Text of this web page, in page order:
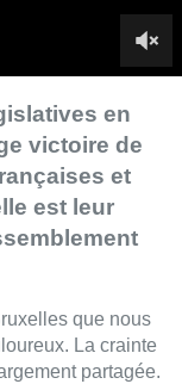
partagée.
contactée par des
de venir s’installer
directes
selon le
Scheenaerts